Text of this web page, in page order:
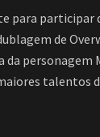
para participar
de
personagem